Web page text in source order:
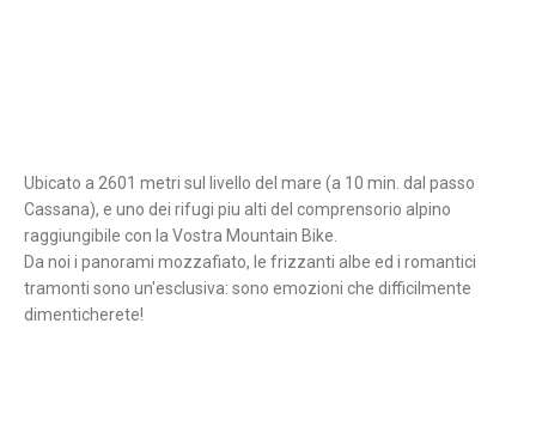
Ubicato a 2601 metri sul livello del mare (a 10 min. dal passo
Cassana), e uno dei rifugi piu alti del comprensorio alpino
raggiungibile con la Vostra Mountain Bike.
Da noi i panorami mozzafiato, le frizzanti albe ed i romantici
tramonti sono un'esclusiva: sono emozioni che difficilmente
dimenticherete!